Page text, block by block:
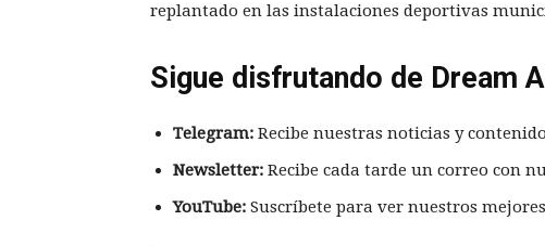
replantado en las instalaciones deportivas
Sigue disfrutando de Dream
Telegram: Recibe nuestras noticias y
Newsletter: Recibe cada tarde un correo con
YouTube: Suscríbete para ver nuestros